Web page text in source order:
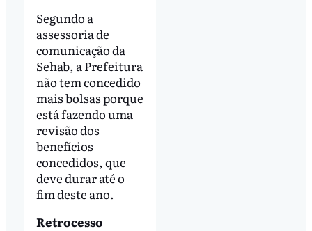
Segundo a
assessoria de
comunicação da
Sehab, a Prefeitura
não tem concedido
mais bolsas porque
está fazendo uma
revisão dos
benefícios
concedidos, que
deve durar até o
fim deste ano.
Retrocesso